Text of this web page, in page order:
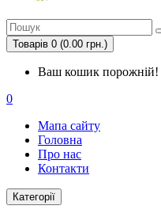
Товарів 0 (0.00 грн.)
Ваш кошик порожній!
0
Мапа сайту
Головна
Про нас
Контакти
Категорії